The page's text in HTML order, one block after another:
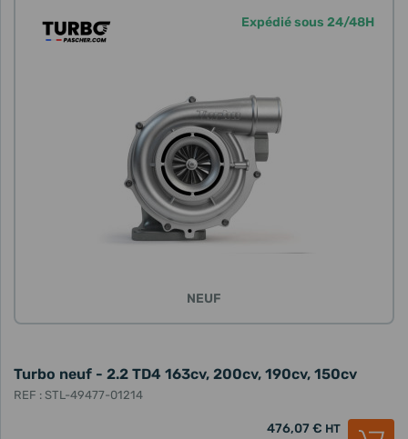
Expédié sous 24/48H
NEUF
Turbo neuf - 2.2 TD4 163cv, 200cv, 190cv, 150cv
REF : STL-49477-01214
476,07 € HT